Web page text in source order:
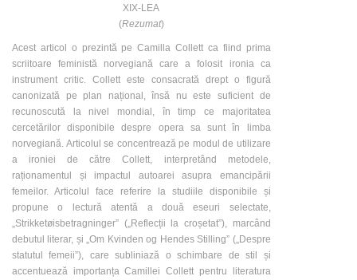
XIX-LEA
(Rezumat)
Acest articol o prezintă pe Camilla Collett ca fiind prima
scriitoare feministă norvegiană care a folosit ironia ca
instrument critic. Collett este consacrată drept o figură
canonizată pe plan național, însă nu este suficient de
recunoscută la nivel mondial, în timp ce majoritatea
cercetărilor disponibile despre opera sa sunt în limba
norvegiană. Articolul se concentrează pe modul de utilizare
a ironiei de către Collett, interpretând metodele,
raționamentul și impactul autoarei asupra emancipării
femeilor. Articolul face referire la studiile disponibile și
propune o lectură atentă a două eseuri selectate,
„Strikketøisbetragninger” („Reflecții la croșetat”), marcând
debutul literar, și „Om Kvinden og Hendes Stilling” („Despre
statutul femeii”), care subliniază o schimbare de stil și
accentuează importanța Camillei Collett pentru literatura